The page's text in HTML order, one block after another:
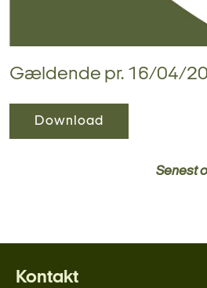
Gældende pr. 16/04/
Download
Senest
Kontakt